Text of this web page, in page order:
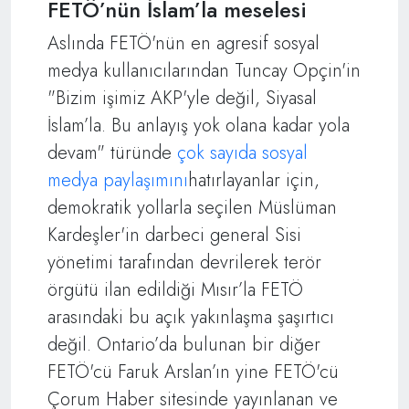
FETÖ’nün İslam’la meselesi
Aslında FETÖ'nün en agresif sosyal
medya kullanıcılarından Tuncay Opçin'in
"Bizim işimiz AKP'yle değil, Siyasal
İslam’la. Bu anlayış yok olana kadar yola
devam" türünde çok sayıda sosyal
medya paylaşımınıhatırlayanlar için,
demokratik yollarla seçilen Müslüman
Kardeşler'in darbeci general Sisi
yönetimi tarafından devrilerek terör
örgütü ilan edildiği Mısır’la FETÖ
arasındaki bu açık yakınlaşma şaşırtıcı
değil. Ontario’da bulunan bir diğer
FETÖ'cü Faruk Arslan’ın yine FETÖ'cü
Çorum Haber sitesinde yayınlanan ve